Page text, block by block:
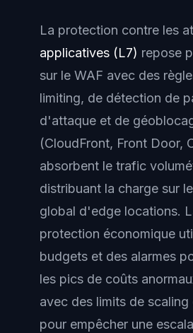
La protection contre les
applicatives (L7) repose
sur le WAF avec des
limiting, de détection de
d'attaque et de
(CloudFront, Front Door,
absorbent le trafic
distribuant la charge sur
global d'edge locations.
protection économique
budgets et des alarmes
les pics de coûts
avec des limits de
pour empêcher une